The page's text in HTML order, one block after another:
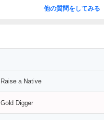
他の質問をしてみる
Raise a Native
Gold Digger